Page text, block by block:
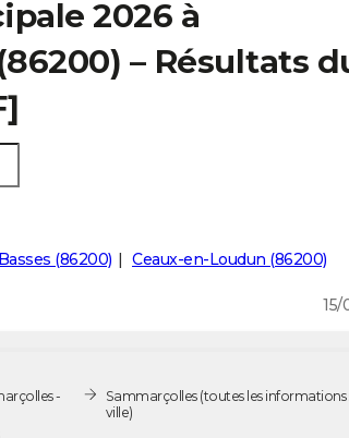
2026 à
– Résultats
Basses (86200) Ceaux-en-Loudun (86200)
15/
-
Sammarçolles(toutes les informations
ville)